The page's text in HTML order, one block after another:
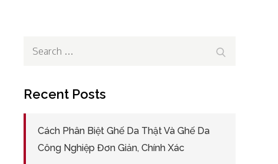
Search
Recent Posts
Cách Phân Biệt Ghế Da Thật Và Ghế Da
Công Nghiệp Đơn Giản, Chính Xác